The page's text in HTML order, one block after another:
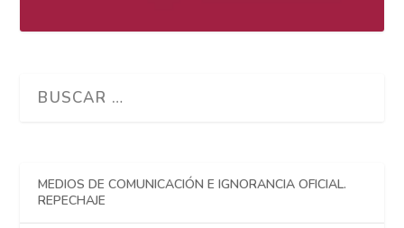
MEDIOS DE COMUNICACIÓN E IGNORANCIA OFICIAL.
REPECHAJE